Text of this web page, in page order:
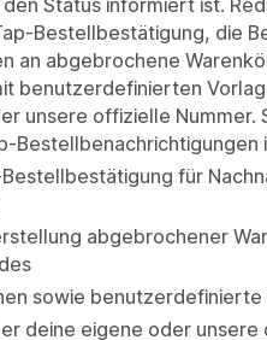
Bestellbestätigung, die
an abgebrochene
benutzerdefinierten
unsere offizielle Nummer.
für
abgebrochener
sowie
deine eigene oder